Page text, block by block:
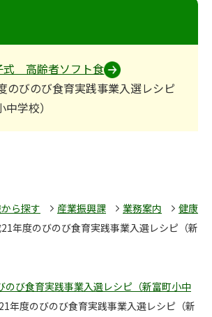
式 高齢者ソフト食
のびのび食育実践事業入選レシピ
中学校）
ら探す 産業振興課 業務案内
健康
年度のびのび食育実践事業入選レシピ（新
のび食育実践事業入選レシピ（新富町小中
年度のびのび食育実践事業入選レシピ（新